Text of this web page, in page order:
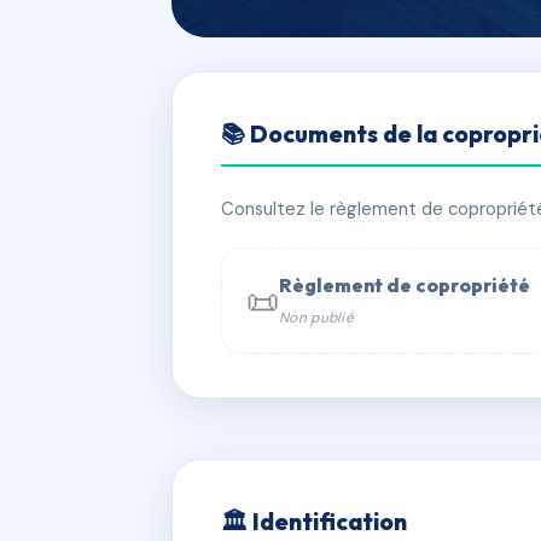
LE GAI
📍 107-111 av barthelemy buyer
📞 Contacter Syndic Digital
📚 Documents de la
Consultez le règlement de
📜Règlement de copropriété
Non publié
🏛 Identification